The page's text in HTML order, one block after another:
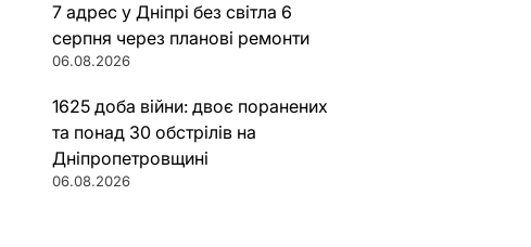
7 адрес у Дніпрі без світла 6
серпня через планові ремонти
06.08.2026
1625 доба війни: двоє поранених
та понад 30 обстрілів на
Дніпропетровщині
06.08.2026